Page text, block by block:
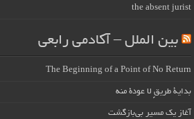
the absent jurist
بین الملل – آکادمی رابعی
The Beginning of a Point of No Return
بداية طريقٍ لا عودة منه
آغاز یک مسیر بی‌بازگشت